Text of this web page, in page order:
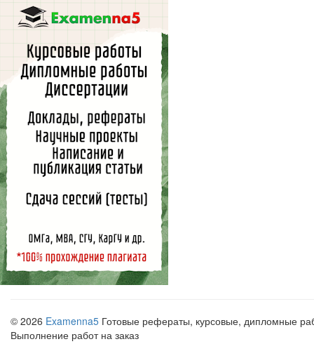
© 2026 Examenna5 Готовые рефераты, курсовые, дипломные
Выполнение работ на заказ